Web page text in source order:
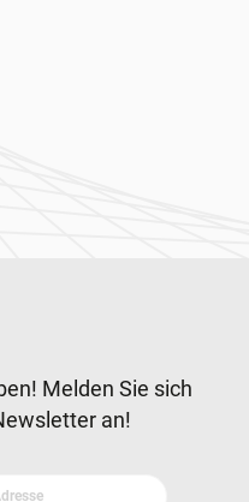
Melden Sie sich
an!
E-Mail-Adresse